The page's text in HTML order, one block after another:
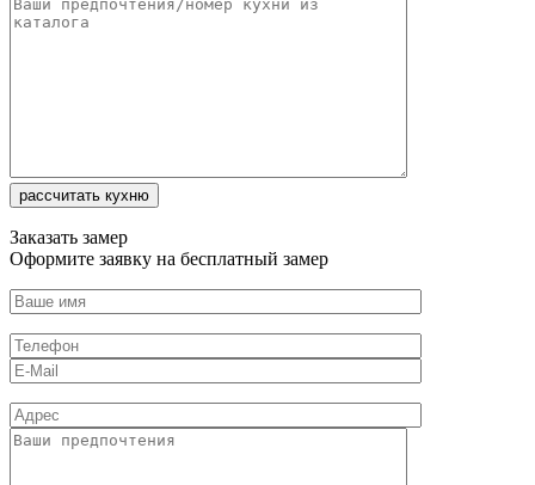
Заказать замер
Оформите заявку на бесплатный замер